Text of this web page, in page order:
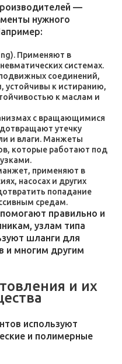
—
нужного
Применяют в
системах.
соединений,
устойчивы к истиранию,
к маслам и
с вращающимися
утечку
и влаги. Манжеты
которые работают под
применяют в
насосах и других
попадание
средам.
правильно и
узлам типа
шланги для
и многим другим
и их
используют
и полимерные